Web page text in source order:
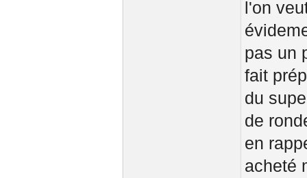
l'on
pas un
fait
du
de
en
acheté